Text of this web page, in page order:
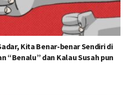
Kita Benar-benar Sendiri di
“Benalu” dan Kalau Susah pun